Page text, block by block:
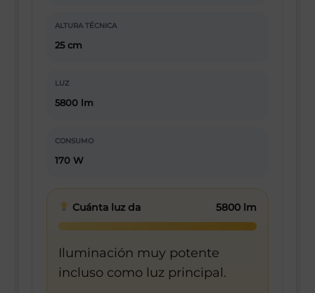
ALTURA TÉCNICA
25 cm
LUZ
5800 lm
CONSUMO
170 W
Cuánta luz da 5800 lm
Iluminación muy potente
incluso como luz principal.